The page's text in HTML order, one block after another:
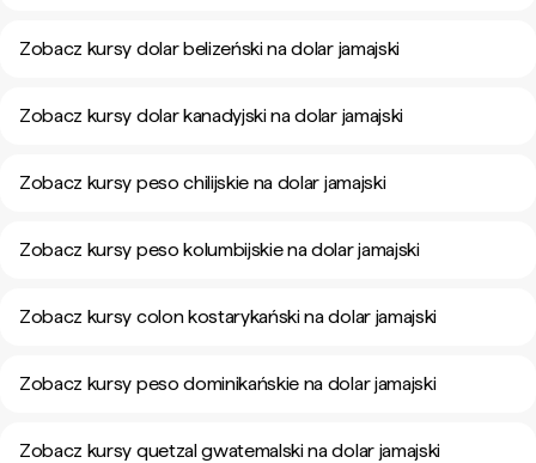
Zobacz kursy dolar belizeński na dolar jamajski
Zobacz kursy dolar kanadyjski na dolar jamajski
Zobacz kursy peso chilijskie na dolar jamajski
Zobacz kursy peso kolumbijskie na dolar jamajski
Zobacz kursy colon kostarykański na dolar jamajski
Zobacz kursy peso dominikańskie na dolar jamajski
Zobacz kursy quetzal gwatemalski na dolar jamajski